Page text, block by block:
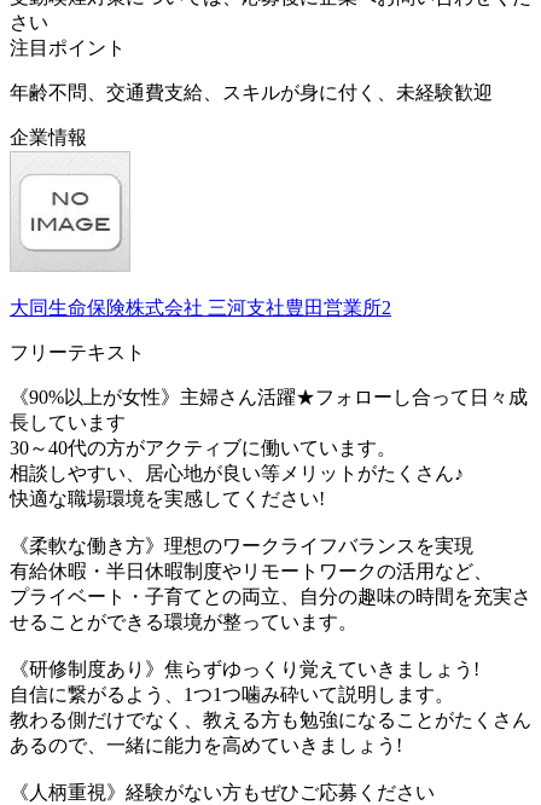
さい
注目ポイント
年齢不問、交通費支給、スキルが身に付く、未経験歓迎
企業情報
大同生命保険株式会社 三河支社豊田営業所2
フリーテキスト
《90%以上が女性》主婦さん活躍★フォローし合って日々成
長しています
30～40代の方がアクティブに働いています。
相談しやすい、居心地が良い等メリットがたくさん♪
快適な職場環境を実感してください!
《柔軟な働き方》理想のワークライフバランスを実現
有給休暇・半日休暇制度やリモートワークの活用など、
プライベート・子育てとの両立、自分の趣味の時間を充実さ
せることができる環境が整っています。
《研修制度あり》焦らずゆっくり覚えていきましょう!
自信に繋がるよう、1つ1つ噛み砕いて説明します。
教わる側だけでなく、教える方も勉強になることがたくさん
あるので、一緒に能力を高めていきましょう!
《人柄重視》経験がない方もぜひご応募ください